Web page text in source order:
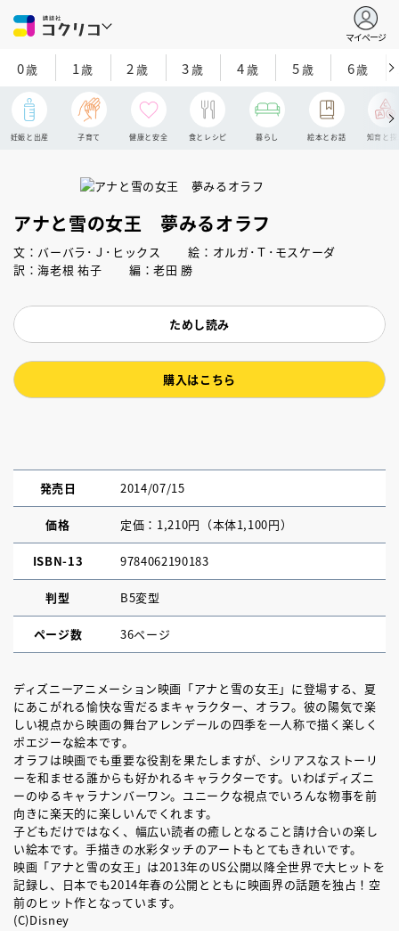
マイページ
0歳 1歳 2 歳 3歳 4歳 5歳 6歳
妊娠と出産 子育て 健康と安全 食とレシピ 暮らし 絵本とお話 知育と探
アナと雪の女王 夢みるオラフ
文：バーバラ･Ｊ･ヒックス 絵：オルガ･Ｔ･モスケーダ
訳：海老根 祐子 編：老田 勝
ためし読み
購入はこちら
発売日 2014/07/15
価格 定価：1,210円（本体1,100円）
ISBN-13 9784062190183
判型 B5変型
ページ数 36ページ
ディズニーアニメーション映画「アナと雪の女王」に登場する、夏
にあこがれる愉快な雪だるまキャラクター、オラフ。彼の陽気で楽
しい視点から映画の舞台アレンデールの四季を一人称で描く楽しく
ポエジーな絵本です。
オラフは映画でも重要な役割を果たしますが、シリアスなストーリ
ーを和ませる誰からも好かれるキャラクターです。いわばディズニ
ーのゆるキャラナンバーワン。ユニークな視点でいろんな物事を前
向きに楽天的に楽しいんでくれます。
子どもだけではなく、幅広い読者の癒しとなること請け合いの楽し
い絵本です。手描きの水彩タッチのアートもとてもきれいです。
映画「アナと雪の女王」は2013年のUS公開以降全世界で大ヒットを
記録し、日本でも2014年春の公開とともに映画界の話題を独占！空
前のヒット作となっています。
(C)Disney